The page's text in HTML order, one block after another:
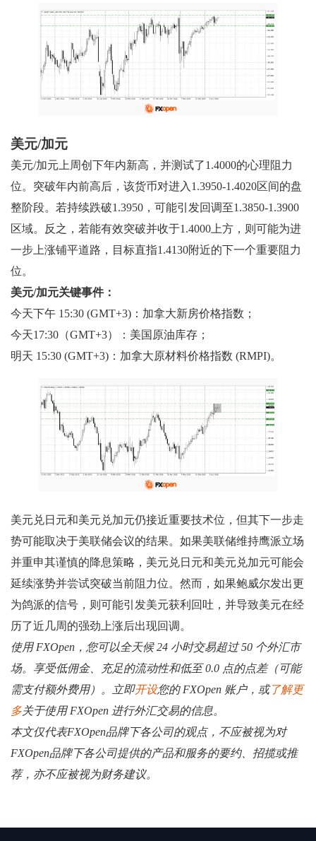
美元/加元
美元/加元上周创下年内新高，并测试了1.4000的心理阻力
位。突破年内前高后，该货币对进入1.3950-1.4020区间的盘
整阶段。若持续跌破1.3950，可能引发回调至1.3850-1.3900
区域。反之，若能有效突破并收于1.4000上方，则可能为进
一步上涨铺平道路，目标直指1.4130附近的下一个重要阻力
位。
美元/加元关键事件：
今天下午 15:30 (GMT+3)：加拿大新房价格指数；
今天17:30（GMT+3）：美国原油库存；
明天 15:30 (GMT+3)：加拿大原材料价格指数 (RMPI)。
美元兑日元和美元兑加元仍接近重要技术位，但其下一步走
势可能取决于美联储会议的结果。如果美联储维持鹰派立场
并重申其谨慎的降息策略，美元兑日元和美元兑加元可能会
延续涨势并尝试突破当前阻力位。然而，如果鲍威尔发出更
为鸽派的信号，则可能引发美元获利回吐，并导致美元在经
历了近几周的强劲上涨后出现回调。
使用 FXOpen，您可以全天候 24 小时交易超过 50 个外汇市
场。享受低佣金、充足的流动性和低至 0.0 点的点差（可能
需支付额外费用）。立即开设您的 FXOpen 账户，或了解更
多关于使用 FXOpen 进行外汇交易的信息。
本文仅代表FXOpen品牌下各公司的观点，不应被视为对
FXOpen品牌下各公司提供的产品和服务的要约、招揽或推
荐，亦不应被视为财务建议。